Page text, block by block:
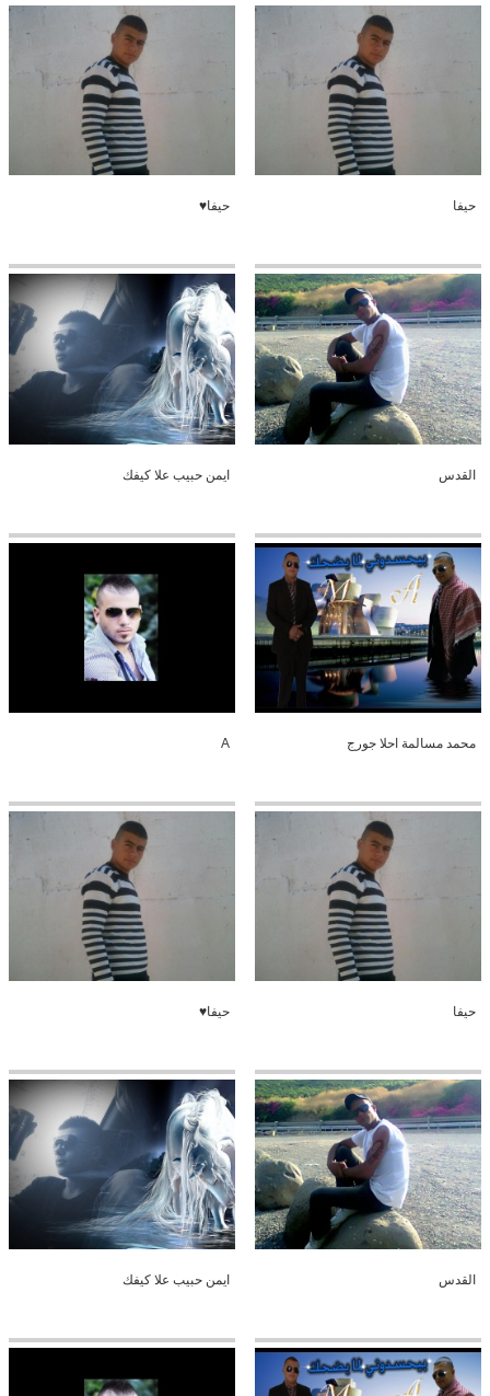
حيفا حيفا♥
القدس ايمن حبيب علا كيفك
محمد مسالمة احلا جورج A
حيفا حيفا♥
القدس ايمن حبيب علا كيفك